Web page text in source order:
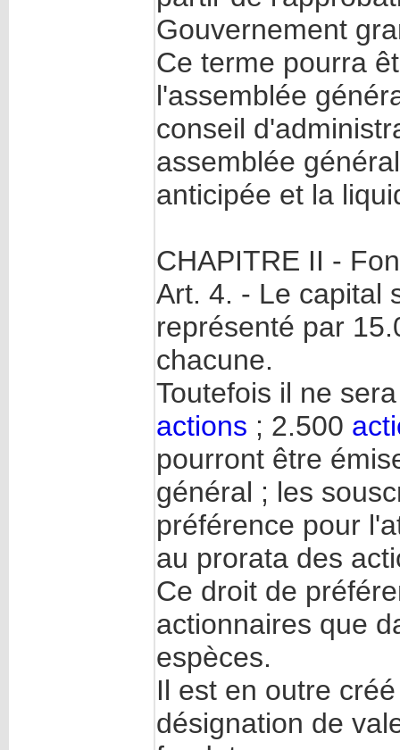
Gouvernement
Ce terme pourra
l'assemblée
conseil
assemblée
anticipée et la
CHAPITRE II -
Art. 4. - Le capital
représenté par
chacune.
Toutefois il ne
actions ; 2.500
pourront être
général ; les
préférence pour
au prorata des
Ce droit de
actionnaires que
espèces.
Il est en outre
désignation de